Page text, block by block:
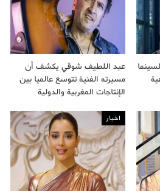
عبد اللطيف شوقي يكشف أن
مسيرته الفنية تتوسع عالميا بين
الإنتاجات المغربية والدولية
اخبار